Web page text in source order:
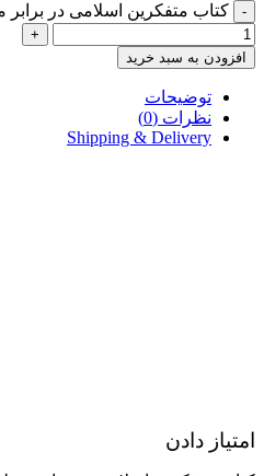
- کتاب متفکرین اسلامی در برابر
+
افزودن به سبد خرید
توضیحات
نظرات (0)
Shipping & Delivery
امتیاز دادن